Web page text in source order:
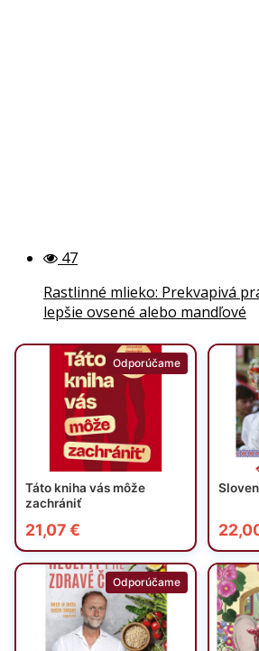
47
Rastlinné mlieko: Prekvapivá
lepšie ovsené alebo mandľové